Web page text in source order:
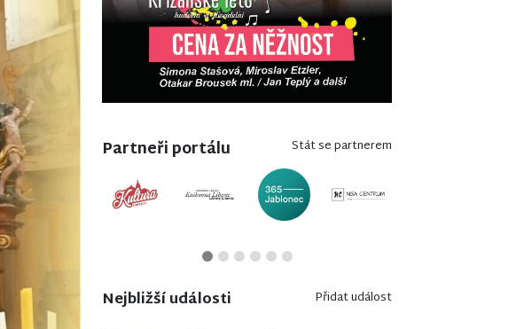
Partneři portálu Stát se partnerem
Nejbližší události Přidat událost